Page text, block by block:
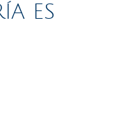
ES